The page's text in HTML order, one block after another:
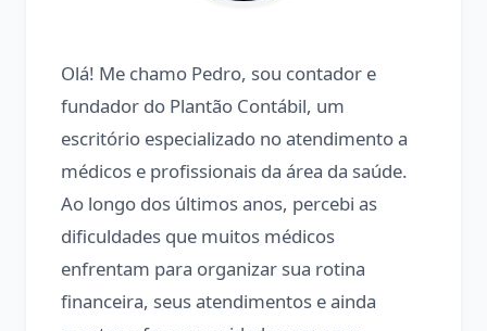
Olá! Me chamo Pedro, sou contador e
fundador do Plantão Contábil, um
escritório especializado no atendimento a
médicos e profissionais da área da saúde.
Ao longo dos últimos anos, percebi as
dificuldades que muitos médicos
enfrentam para organizar sua rotina
financeira, seus atendimentos e ainda